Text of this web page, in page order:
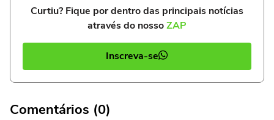
Curtiu? Fique por dentro das principais notícias
através do nossoZAP
Inscreva-se
Comentários (0)